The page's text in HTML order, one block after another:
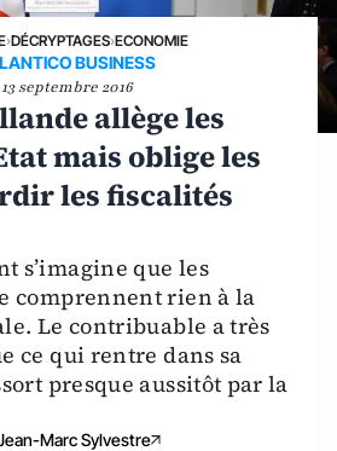
›DÉCRYPTAGES›ECONOMIE
BUSINESS
13 septembre 2016
allège les
mais oblige les
les fiscalités
s’imagine que les
comprennent rien à la
Le contribuable a très
ce qui rentre dans sa
presque aussitôt par la
Marc Sylvestre